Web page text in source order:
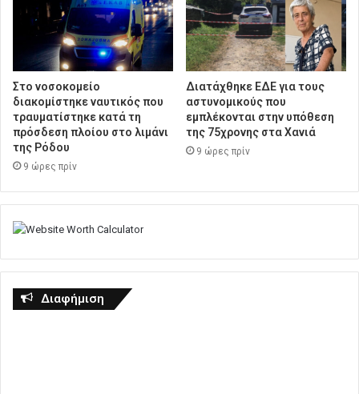
Στο νοσοκομείο
διακομίστηκε ναυτικός που
τραυματίστηκε κατά τη
πρόσδεση πλοίου στο λιμάνι
της Ρόδου
9 ώρες πρίν
Διατάχθηκε ΕΔΕ για τους
αστυνομικούς που
εμπλέκονται στην υπόθεση
της 75χρονης στα Χανιά
9 ώρες πρίν
Διαφήμιση